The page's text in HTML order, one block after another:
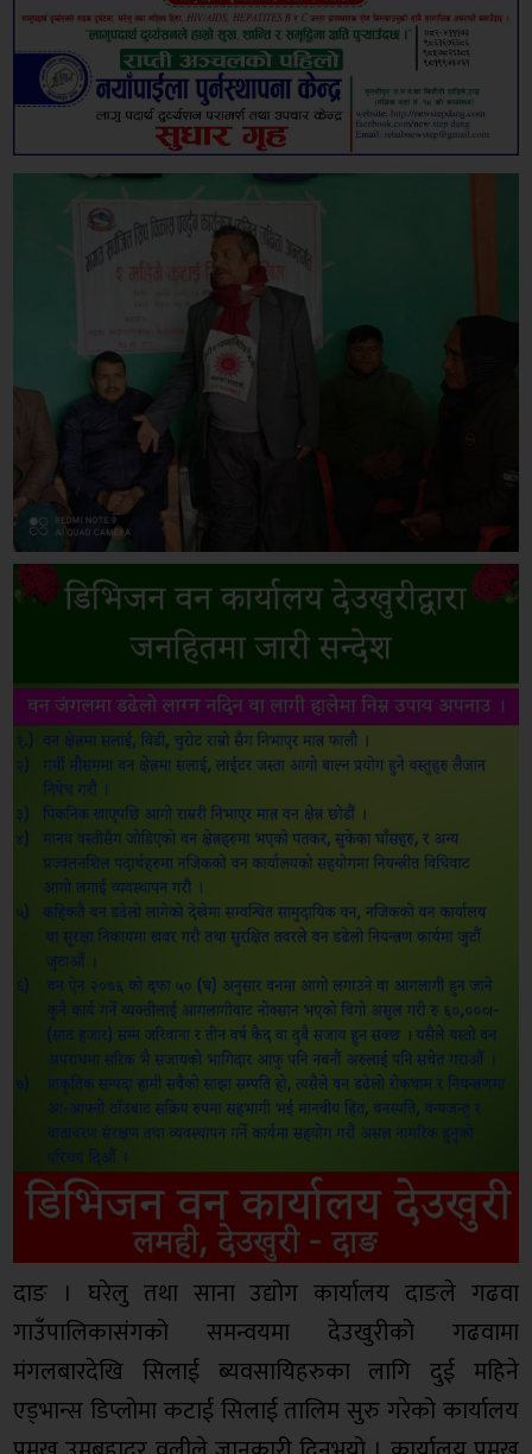
दाङ । घरेलु तथा साना उद्योग कार्यालय दाङले गढवा
गाउँपालिकासंगको समन्वयमा देउखुरीको गढवामा
मंगलबारदेखि सिलाई ब्यवसायिहरुका लागि दुई महिने
एड्भान्स डिप्लोमा कटाई सिलाई तालिम सुरु गरेको कार्यालय